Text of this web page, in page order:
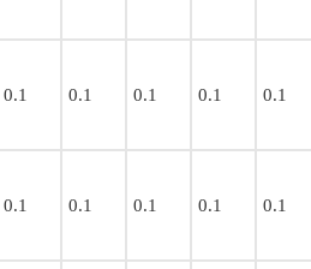
0.1 0.1 0.1 0.1 0.1
0.1 0.1 0.1 0.1 0.1